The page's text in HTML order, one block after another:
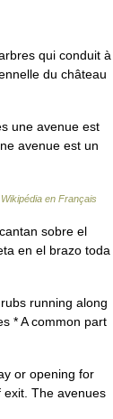
qui conduit à
du château
une avenue est
avenue est un
Wikipédia en Français
sobre el
en el brazo toda
running along
* A common part
or opening for
The avenues